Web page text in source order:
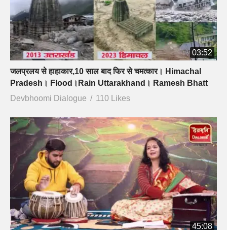
03:52
जलप्रलय से हाहाकार,10 साल बाद फिर से चमत्कार। Himachal
Pradesh। Flood।Rain Uttarakhand। Ramesh Bhatt
Devbhoomi Dialogue
110 Likes
45:08